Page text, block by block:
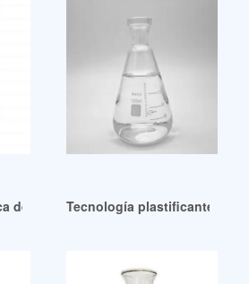
de plastificantes compuestos en
Tecnología plastificante de